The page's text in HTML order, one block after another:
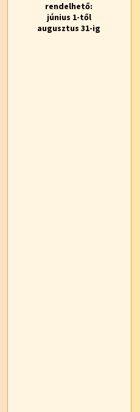
rendelhető:
június 1-től
augusztus 31-ig